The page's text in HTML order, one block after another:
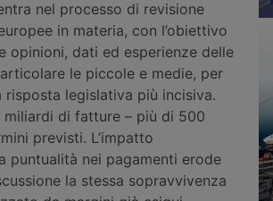
nel processo di revisione
in materia, con l’obiettivo
opinioni, dati ed esperienze delle
le piccole e medie, per
risposta legislativa più incisiva.
miliardi di fatture – più di 500
previsti. L’impatto
puntualità nei pagamenti erode
la stessa sopravvivenza